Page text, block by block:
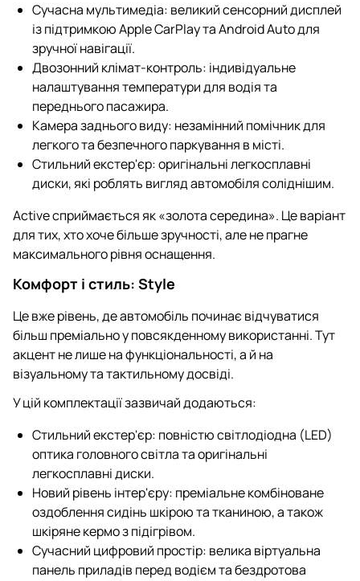
Сучасна мультимедіа: великий сенсорний дисплей
із підтримкою Apple CarPlay та Android Auto для
зручної навігації.
Двозонний клімат-контроль: індивідуальне
налаштування температури для водія та
переднього пасажира.
Камера заднього виду: незамінний помічник для
легкого та безпечного паркування в місті.
Стильний екстер'єр: оригінальні легкосплавні
диски, які роблять вигляд автомобіля соліднішим.
Active сприймається як «золота середина». Це варіант
для тих, хто хоче більше зручності, але не прагне
максимального рівня оснащення.
Комфорт і стиль: Style
Це вже рівень, де автомобіль починає відчуватися
більш преміально у повсякденному використанні. Тут
акцент не лише на функціональності, а й на
візуальному та тактильному досвіді.
У цій комплектації зазвичай додаються:
Стильний екстер'єр: повністю світлодіодна (LED)
оптика головного світла та оригінальні
легкосплавні диски.
Новий рівень інтер'єру: преміальне комбіноване
оздоблення сидінь шкірою та тканиною, а також
шкіряне кермо з підігрівом.
Сучасний цифровий простір: велика віртуальна
панель приладів перед водієм та бездротова